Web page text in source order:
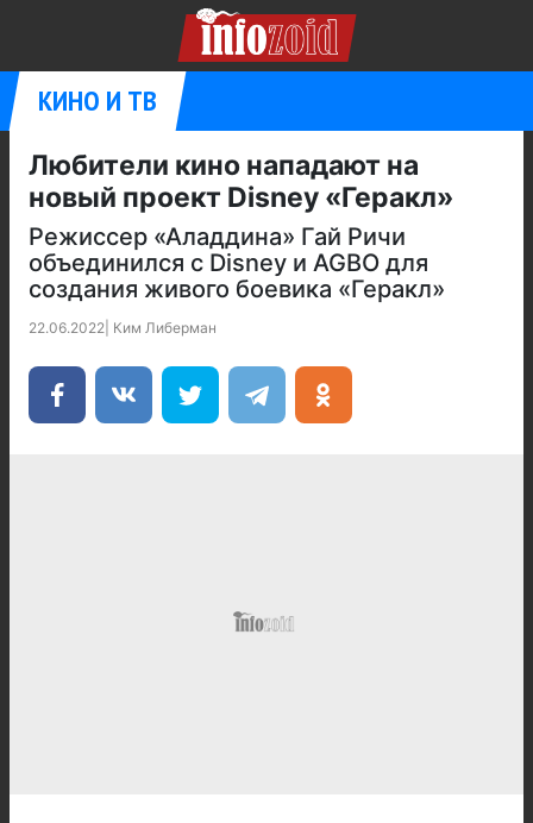
КИНО И ТВ
Любители кино нападают на
новый проект Disney «Геракл»
Режиссер «Аладдина» Гай Ричи
объединился с Disney и AGBO для
создания живого боевика «Геракл»
22.06.2022 Ким Либерман